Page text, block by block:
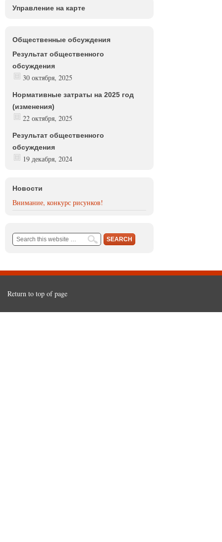
Управление на карте
Общественные обсуждения
Результат общественного
обсуждения
30 октября, 2025
Нормативные затраты на 2025 год
(изменения)
22 октября, 2025
Результат общественного
обсуждения
19 декабря, 2024
Новости
Внимание, конкурс рисунков!
Return to top of page